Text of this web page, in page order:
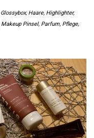
Glossybox, Haare, Highlighter,
Makeup Pinsel, Parfum, Pflege,